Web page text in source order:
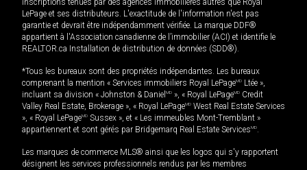
inscriptions tenues par des agences immobilières autres que Royal
LePage et ses distributeurs. L'exactitude de l'information n'est pas
garantie et devrait être indépendamment vérifiée. La marque DDF®
appartient à l'Association canadienne de l’immobilier (ACI) et identifie le
REALTOR.ca Installation de distribution de données (SDD®).
*Tous les bureaux sont des propriétés indépendantes. Les bureaux
comprenant la mention « Services immobiliers Royal LePageMD Ltée »,
incluant sa division « Johnston & Daniel MD », « Royal LePageMD Credit
Valley Real Estate, Brokerage », « Royal LePageMD West Real Estate Services
», « Royal LePageMD Sussex », et « Les immeubles Mont-Tremblant »
appartiennent et sont gérés par Bridgemarq Real Estate ServicesMD.
Les marques de commerce MLS® ainsi que les logos qui s'y rapportent
désignent les services professionnels rendus par les membres